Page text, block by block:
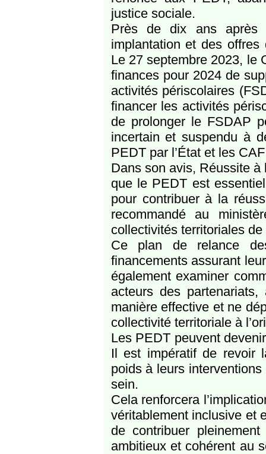
justice sociale.
Près de dix ans après
implantation et des offres
Le 27 septembre 2023, le
finances pour 2024 de
activités périscolaires
financer les activités
de prolonger le FSDAP
incertain et suspendu à
PEDT par l’État et les
Dans son avis, Réussite à
que le PEDT est
pour contribuer à la
recommandé au
collectivités territoriales
Ce plan de relance
financements assurant
également examiner
acteurs des
manière effective et ne
collectivité territoriale à
Les PEDT peuvent
Il est impératif de revoir
poids à leurs
sein.
Cela renforcera
véritablement inclusive et
de contribuer
ambitieux et cohérent au